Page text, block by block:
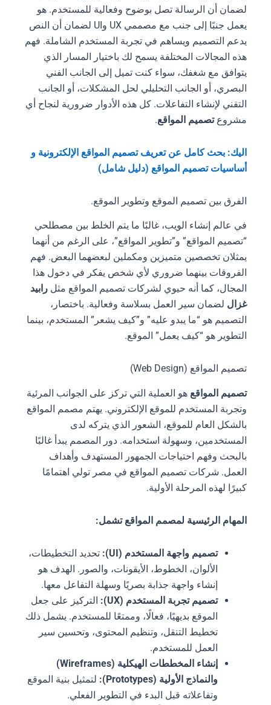
لضمان أن الرسالة تصل بوضوح وفعالية للمستخدم. هو
يعمل جنبًا إلى جنب مع مصممي UX وUI لضمان أن النص
يدعم التصميم ويساهم في تجربة المستخدم الشاملة. فهم
هذه المجالات المختلفة يسمح لك باختيار المسار الذي
يتوافق مع شغفك، سواء كنت تميل إلى الجانب الفني
البصري، أو الجانب التحليلي لحل المشكلات، أو الجانب
التقني لإنشاء التفاعلات. كل هذه الأدوار ضرورية لنجاح أي
مشروعتصميم المواقع.
اليك: بحث كامل عن تعريف تصميم المواقع الإلكترونية و
أساسيات تصميم المواقع (دليل شامل)
الفرق بين تصميم الموقع وتطوير الموقع.
في عالم إنشاء الويب، غالبًا ما يتم الخلط بين مصطلحي
“تصميم المواقع” و”تطوير المواقع”، على الرغم من أنهما
يمثلان تخصصين متميزين ومكملين لبعضهما البعض. فهم
الفروقات بينهما ضروري لأي شخص يفكر في دخول هذا
المجال، كما أنه حيوي لشركات تصميم المواقع مثل رابيد
غزاللضمان سير العمل بسلاسة وفعالية. باختصار،
التصميم هو “ما يبدو عليه” و”كيف يشعر” المستخدم، بينما
التطوير هو “كيف يعمل” الموقع.
تصميم المواقع (Web Design)
تصميم المواقعهو العملية التي تركز على الجوانب المرئية
وتجربة المستخدم للموقع الإلكتروني. يهتم مصمم المواقع
بالشكل العام للموقع، الشعور الذي يتركه لدى
المستخدمين، وسهولة استخدامه. دور المصمم يبدأ غالبًا
بالبحث وفهم احتياجات الجمهور المستهدف وأهداف
العمل. شركات تصميم المواقع في مصر تولي اهتمامًا
كبيرًا لهذه المرحلة الأولية.
المهام الرئيسية لمصمم المواقع تشمل:
تصميم واجهة المستخدم (UI):
تحديد التخطيطات،
الألوان، الخطوط، الأيقونات، والصور. الهدف هو
إنشاء واجهة جذابة بصريًا وسهلة التفاعل معها.
تصميم تجربة المستخدم (UX):
التركيز على جعل
الموقع بديهيًا، فعالًا، وممتعًا للمستخدم. يشمل ذلك
تخطيط التنقل، وتنظيم المحتوى، وتحسين سير
العمل للمستخدم.
إنشاء المخططات الهيكلية (Wireframes)
والنماذج الأولية (Prototypes):
لتمثيل بنية الموقع
وتفاعلاته قبل البدء في التطوير الفعلي.